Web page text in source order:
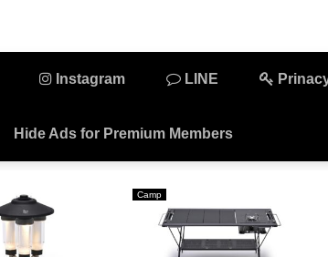
Instagram LINE
Hide Ads for Premium Members
Camp